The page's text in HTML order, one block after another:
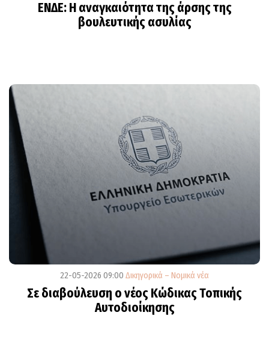
ΕΝΔΕ: Η αναγκαιότητα της άρσης της
βουλευτικής ασυλίας
22-05-2026 09:00 Δικηγορικά – Νομικά νέα
Σε διαβούλευση ο νέος Κώδικας Τοπικής
Αυτοδιοίκησης